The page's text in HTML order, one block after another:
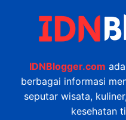
IDNBlogger.com
berbagai informasi
seputar wisata,
kesehatan